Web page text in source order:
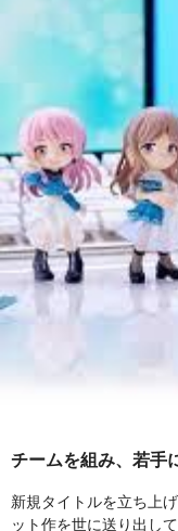
チームを組み、若手
新規タイトルを立ち上
ット作を世に送り出し